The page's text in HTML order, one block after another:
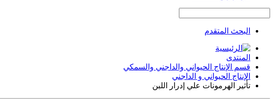
البحث المتقدم
المنتدى
قسم الإنتاج الحيواني والداجني والسمكي
الإنتاج الحيواني و الداجني
تأثير الهرمونات علي إدرار اللبن